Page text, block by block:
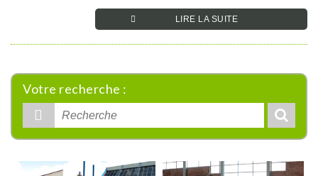
LIRE LA SUITE­­
Votre recherche :
Rechercher